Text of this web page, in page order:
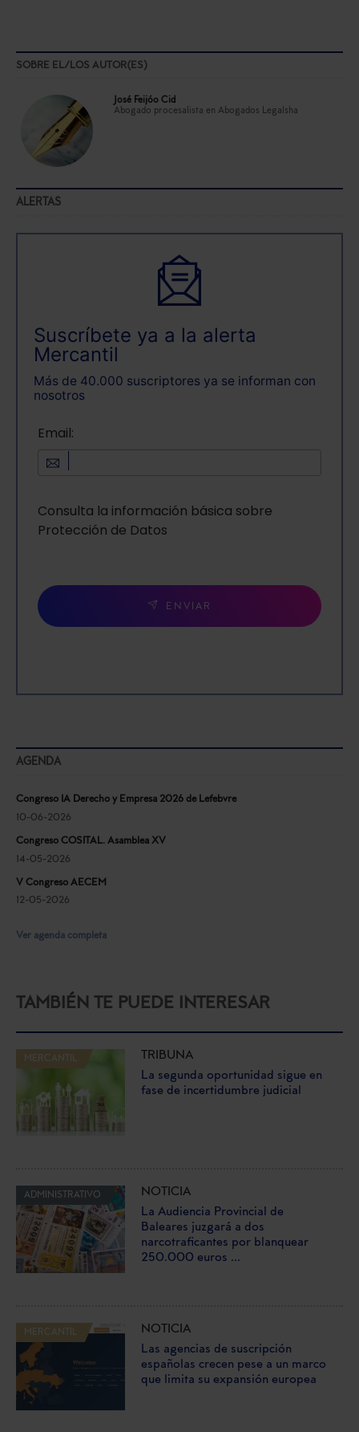
SOBRE EL/LOS AUTOR(ES)
José Feijóo Cid
Abogado procesalista en Abogados Legalsha
ALERTAS
Suscríbete ya a la alerta
Mercantil
Más de 40.000 suscriptores ya se informan con
nosotros
Email:
Consulta la información básica sobre
Protección de Datos
ENVIAR
AGENDA
Congreso IA Derecho y Empresa 2026 de Lefebvre
10-06-2026
Congreso COSITAL. Asamblea XV
14-05-2026
V Congreso AECEM
12-05-2026
Ver agenda completa
TAMBIÉN TE PUEDE INTERESAR
MERCANTIL
TRIBUNA
La segunda oportunidad sigue en
fase de incertidumbre judicial
ADMINISTRATIVO
NOTICIA
La Audiencia Provincial de
Baleares juzgará a dos
narcotraficantes por blanquear
250.000 euros ...
MERCANTIL
NOTICIA
Las agencias de suscripción
españolas crecen pese a un marco
que limita su expansión europea